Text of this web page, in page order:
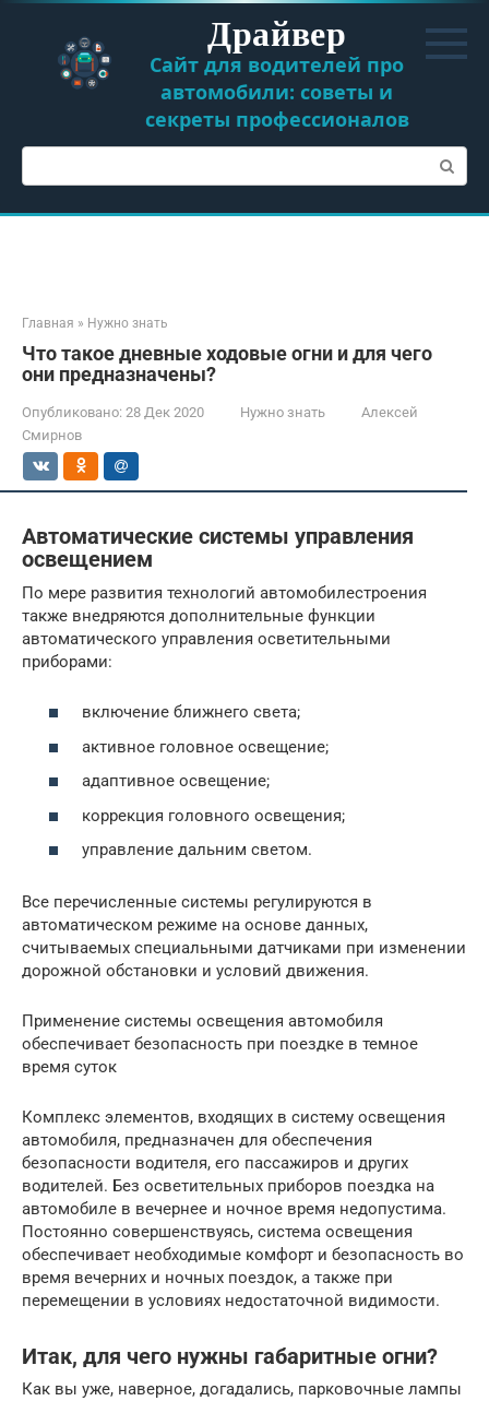
Перейти
контенту
Драйвер
Сайт для водителей про
автомобили: советы и
секреты профессионалов
Поиск:
Главная » Нужно знать
Что такое дневные ходовые огни и для чего
они предназначены?
Опубликовано: 28 Дек 2020 Нужно знать
Алексей
Смирнов
Автоматические системы управления
освещением
По мере развития технологий автомобилестроения
также внедряются дополнительные функции
автоматического управления осветительными
приборами:
включение ближнего света;
активное головное освещение;
адаптивное освещение;
коррекция головного освещения;
управление дальним светом.
Все перечисленные системы регулируются в
автоматическом режиме на основе данных,
считываемых специальными датчиками при изменении
дорожной обстановки и условий движения.
Применение системы освещения автомобиля
обеспечивает безопасность при поездке в темное
время суток
Комплекс элементов, входящих в систему освещения
автомобиля, предназначен для обеспечения
безопасности водителя, его пассажиров и других
водителей. Без осветительных приборов поездка на
автомобиле в вечернее и ночное время недопустима.
Постоянно совершенствуясь, система освещения
обеспечивает необходимые комфорт и безопасность во
время вечерних и ночных поездок, а также при
перемещении в условиях недостаточной видимости.
Итак, для чего нужны габаритные огни?
Как вы уже, наверное, догадались, парковочные лампы